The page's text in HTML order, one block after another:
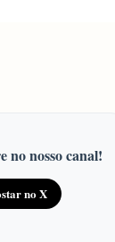
no nosso canal!
no X